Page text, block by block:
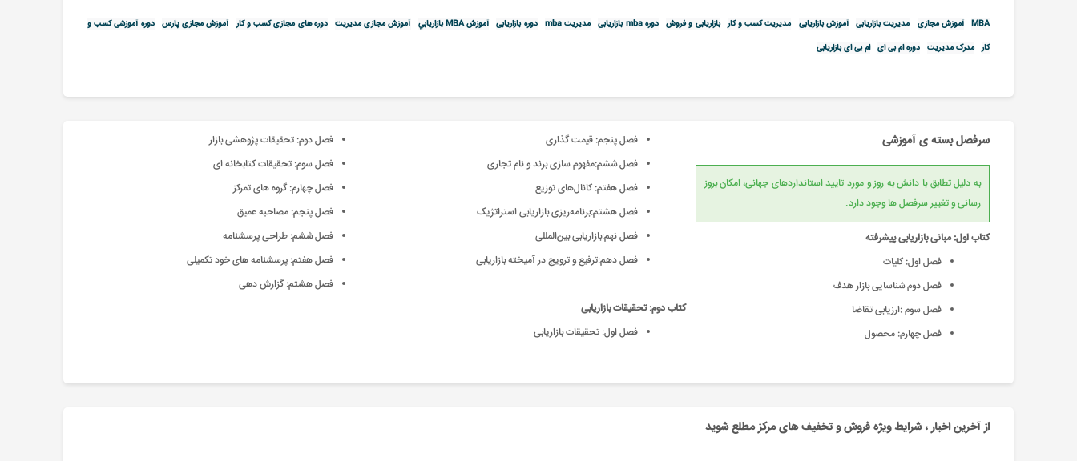
MBA آموزش مجازی مدیریت بازاریابی آموزش بازاریابی مدیریت کسب و کار بازاریابی و فروش دوره mba بازاریابی مدیریت mba دوره بازاریابی آموزش MBA بازاريابي آموزش مجازی مدیریت دوره های مجازی کسب و کار آموزش مجازی پارس دوره آموزشی کسب و
کار مدرک مدیریت دوره ام بی ای ام بی ای بازاریابی
سرفصل بسته ی آموزشی
به دلیل تطابق با دانش به روز و مورد تایید استانداردهای جهانی، امکان بروز
رسانی و تغییر سرفصل ها وجود دارد.
کتاب اول: مبانی بازاریابی پیشرفته
فصل اول: کلیات
فصل دوم شناسایی بازار هدف
فصل سوم :ارزیابی تقاضا
فصل چهارم: محصول
فصل پنجم: قیمت گذاری
فصل ششم:مفهوم سازی برند و نام تجاری
فصل هفتم: کانال‌های توزیع
فصل هشتم:برنامه‌ریزی بازاریابی استراتژیک
فصل نهم:بازاریابی بین‌المللی
فصل دهم:ترفیع و ترویج در آمیخته بازاریابی
کتاب دوم: تحقیقات بازاریابی
فصل اول: تحقیقات بازاریابی
فصل دوم: تحقیقات پژوهشی بازار
فصل سوم: تحقیقات کتابخانه ای
فصل چهارم: گروه های تمرکز
فصل پنجم: مصاحبه عمیق
فصل ششم: طراحی پرسشنامه
فصل هفتم: پرسشنامه های خود تکمیلی
فصل هشتم: گزارش دهی
از آخرین اخبار ، شرایط ویژه فروش و تخفیف های مرکز مطلع شوید